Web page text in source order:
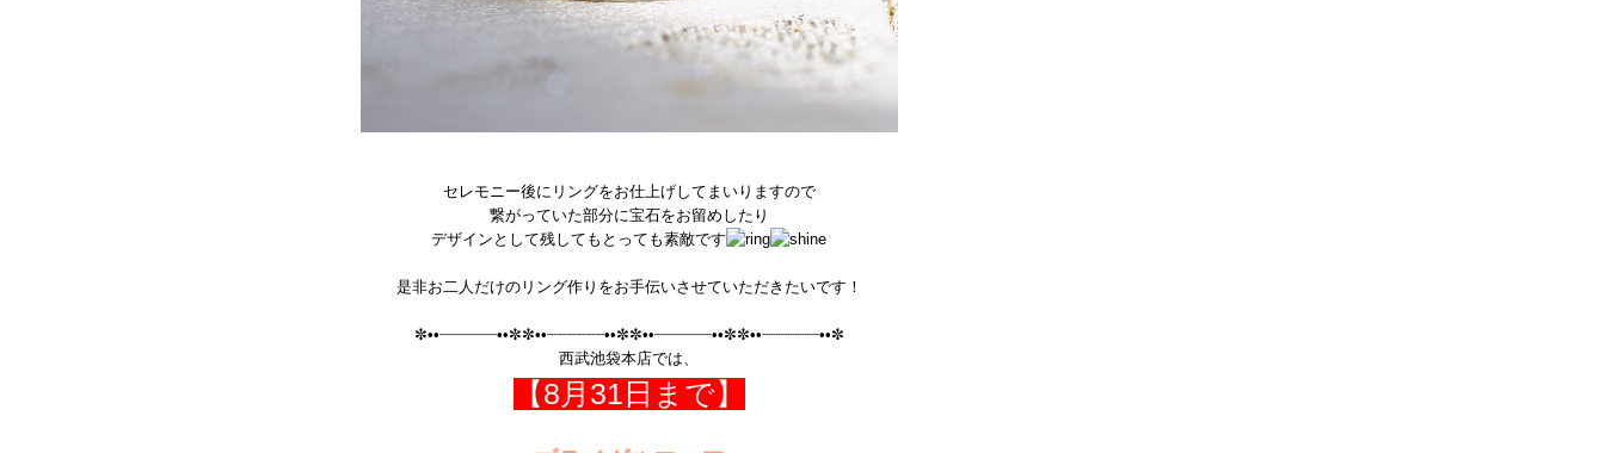
セレモニー後にリングをお仕上げしてまいりますので
繋がっていた部分に宝石をお留めしたり
デザインとして残してもとっても素敵です
是非お二人だけのリング作りをお手伝いさせていただきたいです！
✼••┈┈┈┈┈┈••✼✼••┈┈┈┈┈┈••✼✼••┈┈┈┈┈┈••✼✼••┈┈┈┈┈┈••✼
西武池袋本店では、
【8月31日まで】